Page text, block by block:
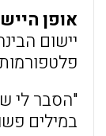
אופן
יישום
"הסבר לי
במילים